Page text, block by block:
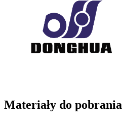
Materiały do pobrania